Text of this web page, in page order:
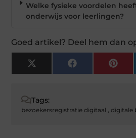
Welke fysieke voordelen
onderwijs voor leerlingen?
Goed artikel? Deel hem dan
X
(Twitter)
Facebook
Tags:
bezoekersregistratie digitaal ,digitale